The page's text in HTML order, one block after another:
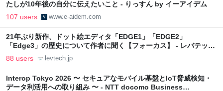
たしが10年後の自分に伝えたいこと - りっすん by イーアイデム
107 users www.e-aidem.com
21年ぶり新作、ドット絵エディタ「EDGE1」「EDGE2」
「Edge3」の歴史について作者に聞く【フォーカス】 - レバテック
LAB
88 users levtech.jp
Interop Tokyo 2026 〜 セキュアなモバイル基盤とIoT脅威検知・
データ利活用への取り組み 〜 - NTT docomo Business